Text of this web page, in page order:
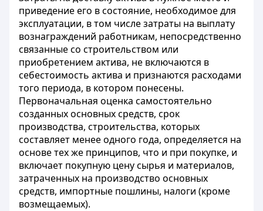
приведение его в состояние, необходимое для
эксплуатации, в том числе затраты на выплату
вознаграждений работникам, непосредственно
связанные со строительством или
приобретением актива, не включаются в
себестоимость актива и признаются расходами
того периода, в котором понесены.
Первоначальная оценка самостоятельно
созданных основных средств, срок
производства, строительства, которых
составляет менее одного года, определяется на
основе тех же принципов, что и при покупке, и
включает покупную цену сырья и материалов,
затраченных на производство основных
средств, импортные пошлины, налоги (кроме
возмещаемых).